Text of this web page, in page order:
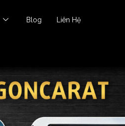
Blog Liên Hệ